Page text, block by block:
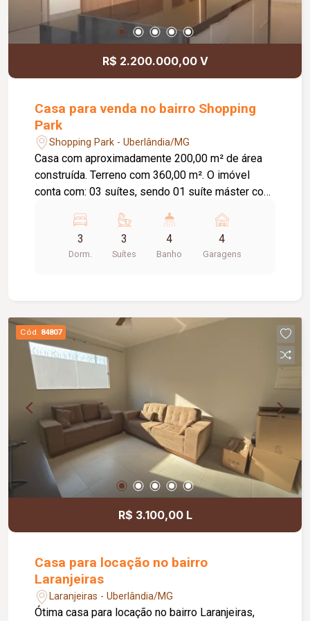
locatário. Entre em contato para mais
informações e agende uma visita.
R$ 2.200.000,00 V
Casa para venda no bairro Shopping
Park
Shopping Park - Uberlândia/MG
Casa com aproximadamente 200,00 m² de área
construída. Terreno com 360,00 m². O imóvel
conta com: 03 suítes, sendo 01 suíte máster com
com possibilidade de conversão para o 4º quarto;
Banheiro social; Lavabo externo; Sala com pé-
direito duplo; Cozinha completa com armários
garagem; O condomínio oferece: Portaria 24
horas com segurança armada; 03 salões de
festas; 02 quadras de tênis; Quadra de peteca;
Quadra de voleibol; Quadra de beach tennis;
Piscina aquecida; Academia; Playground;
Diferenciais: Armários planejados em toda a
casa; Energia fotovoltaica; Aquecimento solar;
Louças e metais Deca; Portas internas em ACM
na cor champanhe; Jardins com irrigação
automatizada; Projeto de iluminação completo;
Janelas e porta da suíte máster automatizadas;
Ambientes amplos, modernos e planejados para
oferecer conforto, sofisticação e funcionalidade.
3
Dorm.
3
Suítes
4
Banho
4
Garagens
Cód. 84807
R$ 3.100,00 L
Casa para locação no bairro
Laranjeiras
Laranjeiras - Uberlândia/MG
Ótima casa para locação no bairro Laranjeiras,